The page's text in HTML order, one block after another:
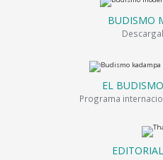
BUDISMO
EL
Programa